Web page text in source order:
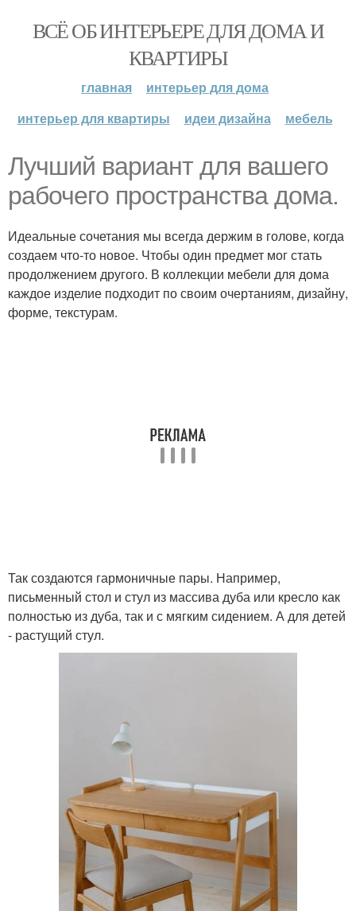
ВСЁ ОБ ИНТЕРЬЕРЕ ДЛЯ ДОМА И
КВАРТИРЫ
главная
интерьер для дома
интерьер для квартиры
идеи дизайна мебель
Лучший вариант для вашего
рабочего пространства дома.
Идеальные сочетания мы всегда держим в голове, когда
создаем что-то новое. Чтобы один предмет мог стать
продолжением другого. В коллекции мебели для дома
каждое изделие подходит по своим очертаниям, дизайну,
форме, текстурам.
Так создаются гармоничные пары. Например,
письменный стол и стул из массива дуба или кресло как
полностью из дуба, так и с мягким сидением. А для детей
- растущий стул.